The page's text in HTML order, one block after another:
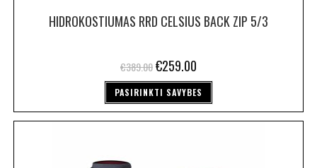
HIDROKOSTIUMAS RRD CELSIUS BACK ZIP 5/3
€389.00€259.00
PASIRINKTI SAVYBES